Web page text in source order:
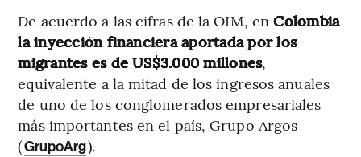
De acuerdo a las cifras de la OIM, en Colombia
la inyección financiera aportada por los
migrantes es de US$3.000 millones,
equivalente a la mitad de los ingresos anuales
de uno de los conglomerados empresariales
más importantes en el país, Grupo Argos
(GrupoArg).